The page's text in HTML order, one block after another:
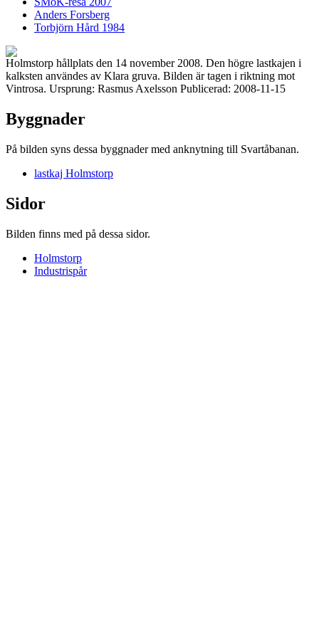
Anders Forsberg
Torbjörn Hård 1984
Holmstorp hållplats den 14 november 2008. Den högre lastkajen i
kalksten användes av Klara gruva. Bilden är tagen i riktning mot
Vintrosa. Ursprung: Rasmus Axelsson Publicerad: 2008-11-15
Byggnader
På bilden syns dessa byggnader med anknytning till Svartåbanan.
lastkaj Holmstorp
Sidor
Bilden finns med på dessa sidor.
Holmstorp
Industrispår